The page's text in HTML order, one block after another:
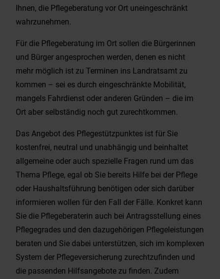
Ihnen, die Pflegeberatung vor Ort uneingeschränkt
wahrzunehmen.
Für die Pflegeberatung im Ort sollen die Bürgerinnen
und Bürger angesprochen werden, denen es nicht
mehr möglich ist zu Terminen ins Landratsamt zu
kommen – sei es durch eingeschränkte Mobilität,
mangels Fahrdienst oder anderen Gründen – die im
Ort aber selbständig noch gut zurechtkommen.
Das Angebot des Pflegestützpunktes ist für Sie
kostenfrei, neutral und unabhängig und beinhaltet
allgemeine oder auch spezielle Fragen rund um das
Thema Pflege, egal ob Sie bereits Hilfe bei der Pflege
oder Haushaltsführung benötigen oder sich darüber
informieren wollen für den Fall der Fälle. Konkret kann
Sie die Pflegeberaterin auch bei Antragsstellung eines
Pflegegrades und den dazugehörigen Pflegeleistungen
beraten und Sie dabei unterstützen, sich im komplexen
System der Pflegeversicherung zurechtzufinden und
die passenden Hilfsangebote zu finden. Zudem